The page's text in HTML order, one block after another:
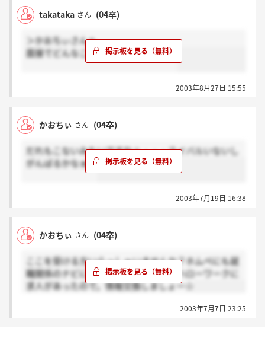
takataka さん (04卒)
＞かおちぃさんへ
面接でどんなことを聞かれましたか？
2003年8月27日 15:55
かおちぃ さん (04卒)
だれもこないみたいですねぇ・・・ライバルいないし
がんばるかなぁ。
2003年7月19日 16:38
かおちぃ さん (04卒)
ここを受ける方いらっしゃいませんか？ホムペにも就
職関係のナビにも出ていないのですがハローワークに
求人があったので。情報交換しましょー☆
2003年7月7日 23:25